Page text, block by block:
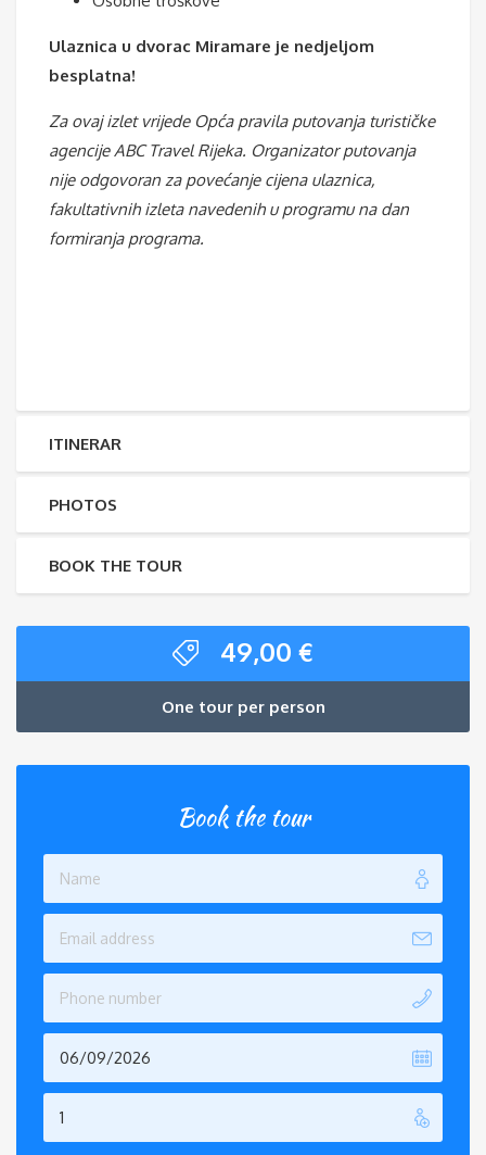
Ulaznica u dvorac Miramare je nedjeljom
besplatna!
Za ovaj izlet vrijede Opća pravila putovanja turističke
agencije ABC Travel Rijeka. Organizator putovanja
nije odgovoran za povećanje cijena ulaznica,
fakultativnih izleta navedenih u programu na dan
formiranja programa.
ITINERAR
PHOTOS
BOOK THE TOUR
49,00 €
One tour per person
Book the tour